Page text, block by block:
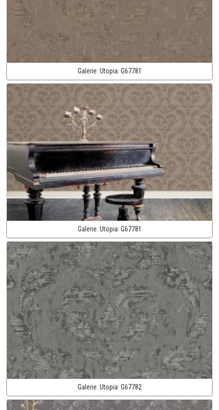
Galerie: Utopia: G67781
Galerie: Utopia: G67781
Galerie: Utopia: G67782